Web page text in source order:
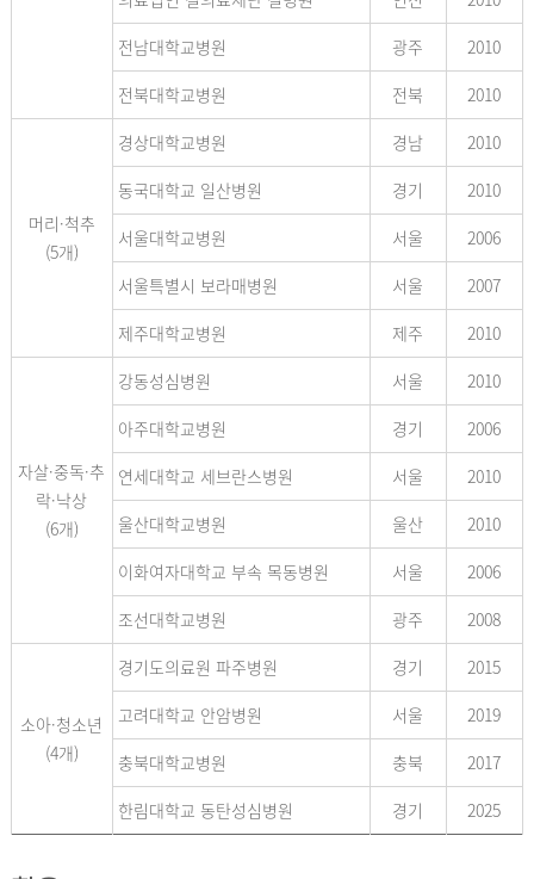
전남대학교병원
광주
2010
전북대학교병원
전북 2010
머리·척추
(5개)
경상대학교병원 경남
2010
동국대학교 일산병원
경기
2010
서울대학교병원
서울
2006
서울특별시 보라매병원
서울
2007
제주대학교병원
제주 2010
자살·중독·추
락·낙상
(6개)
강동성심병원 서울
2010
아주대학교병원
경기
2006
연세대학교 세브란스병원
서울
2010
울산대학교병원
울산
2010
이화여자대학교 부속 목동병원
서울
2006
조선대학교병원
광주 2008
소아·청소년
(4개)
경기도의료원 파주병원 경기
2015
고려대학교 안암병원
서울
2019
충북대학교병원
충북
2017
한림대학교 동탄성심병원
경기 2025